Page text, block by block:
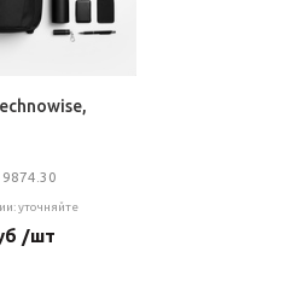
уточняйте
/шт